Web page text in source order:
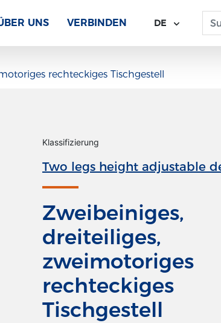
UNS VERBINDEN DE
rechteckiges Tischgestell
Klassifizierung
Two legs height adjustable
Zweibeiniges,
dreiteiliges,
zweimotoriges
rechteckiges
Tischgestell